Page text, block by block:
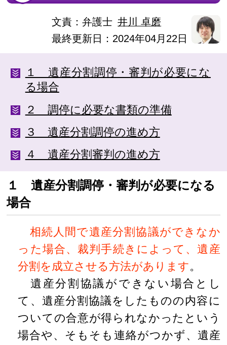
文責：弁護士 井川 卓磨
最終更新日：2024年04月22日
１ 遺産分割調停・審判が必要にな
る場合
２ 調停に必要な書類の準備
３ 遺産分割調停の進め方
４ 遺産分割審判の進め方
１ 遺産分割調停・審判が必要になる
場合
相続人間で遺産分割協議ができなか
った場合、裁判手続きによって、遺産
分割を成立させる方法があります。
遺産分割協議ができない場合とし
て、遺産分割協議をしたものの内容に
ついての合意が得られなかったという
場合や、そもそも連絡がつかず、遺産